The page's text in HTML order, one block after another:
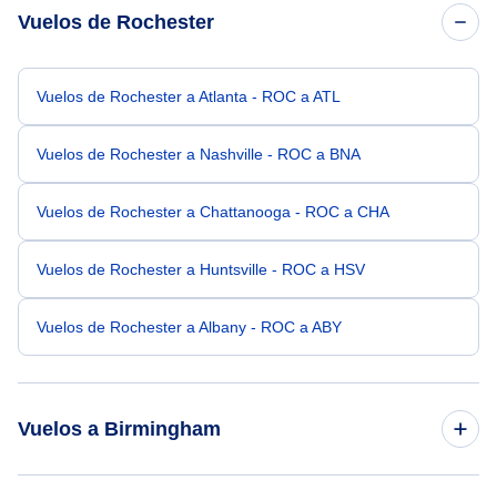
Vuelos de Rochester
Vuelos de Rochester a Atlanta - ROC a ATL
Vuelos de Rochester a Nashville - ROC a BNA
Vuelos de Rochester a Chattanooga - ROC a CHA
Vuelos de Rochester a Huntsville - ROC a HSV
Vuelos de Rochester a Albany - ROC a ABY
Vuelos a Birmingham